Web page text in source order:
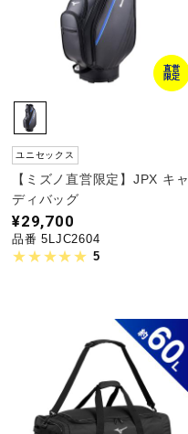
直営
限定
ユニセックス
【ミズノ直営限定】JPX キャ
ディバッグ
¥29,700
品番 5LJC2604
5